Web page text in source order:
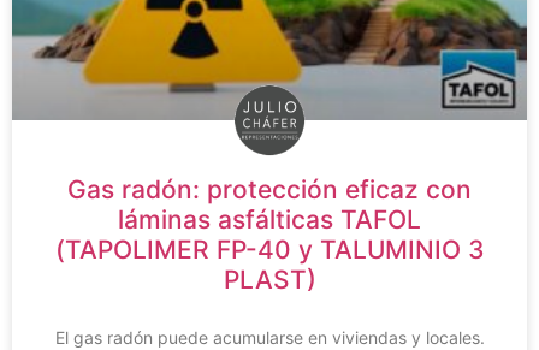
Gas radón: protección eficaz con
láminas asfálticas TAFOL
(TAPOLIMER FP-40 y TALUMINIO 3
PLAST)
El gas radón puede acumularse en viviendas y locales.